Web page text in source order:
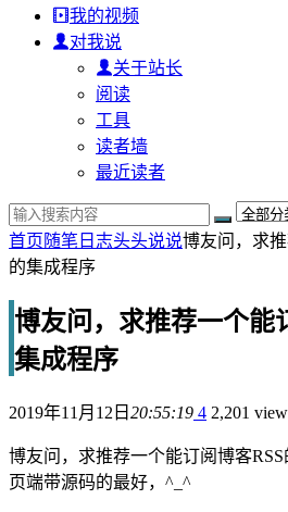
我的视频
对我说
关于站长
阅读
工具
读者墙
最近读者
首页随笔日志头头说说博友问，求
的集成程序
博友问，求推荐一个能
集成程序
2019年11月12日 20:55:19 4 2,201
博友问，求推荐一个能订阅博客
页端带源码的最好，^_^